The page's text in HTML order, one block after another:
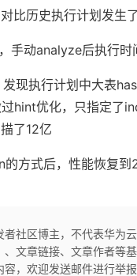
比历史执行计划发生
手动analyze后执行
现执行计划中大表
hint优化，只指定了
了12亿
方式后，性能恢复到
者社区博主，不代表华为
文章链接、文章作者等
，欢迎发送邮件进行举